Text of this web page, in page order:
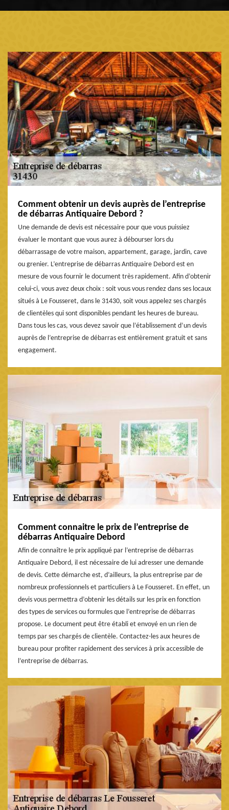
Comment obtenir un devis auprès de l’entreprise
de débarras Antiquaire Debord ?
Une demande de devis est nécessaire pour que vous puissiez
évaluer le montant que vous aurez à débourser lors du
débarrassage de votre maison, appartement, garage, jardin, cave
ou grenier. L’entreprise de débarras Antiquaire Debord est en
mesure de vous fournir le document très rapidement. Afin d’obtenir
celui-ci, vous avez deux choix : soit vous vous rendez dans ses locaux
situés à Le Fousseret, dans le 31430, soit vous appelez ses chargés
de clientèles qui sont disponibles pendant les heures de bureau.
Dans tous les cas, vous devez savoir que l’établissement d’un devis
auprès de l’entreprise de débarras est entièrement gratuit et sans
engagement.
Comment connaitre le prix de l’entreprise de
débarras Antiquaire Debord
Afin de connaître le prix appliqué par l’entreprise de débarras
Antiquaire Debord, il est nécessaire de lui adresser une demande
de devis. Cette démarche est, d’ailleurs, la plus entreprise par de
nombreux professionnels et particuliers à Le Fousseret. En effet, un
devis vous permettra d’obtenir les détails sur les prix en fonction
des types de services ou formules que l’entreprise de débarras
propose. Le document peut être établi et envoyé en un rien de
temps par ses chargés de clientèle. Contactez-les aux heures de
bureau pour profiter rapidement des services à prix accessible de
l’entreprise de débarras.